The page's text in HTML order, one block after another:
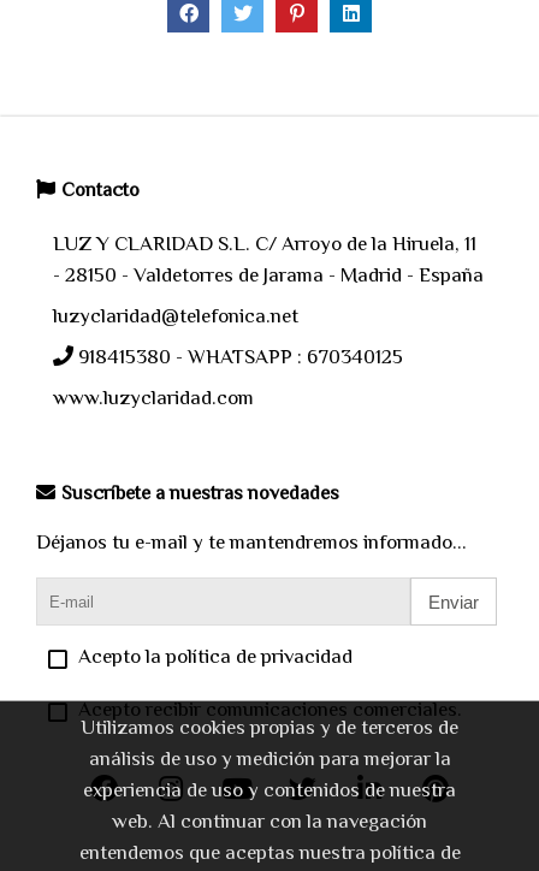
Contacto
LUZ Y CLARIDAD S.L. C/ Arroyo de la Hiruela, 11
- 28150 - Valdetorres de Jarama - Madrid - España
luzyclaridad@telefonica.net
918415380 - WHATSAPP : 670340125
www.luzyclaridad.com
Suscríbete a nuestras novedades
Déjanos tu e-mail y te mantendremos informado...
Enviar
Acepto la política de privacidad
Acepto recibir comunicaciones comerciales.
Utilizamos cookies propias y de terceros de
análisis de uso y medición para mejorar la
experiencia de uso y contenidos de nuestra
web. Al continuar con la navegación
entendemos que aceptas nuestra política de